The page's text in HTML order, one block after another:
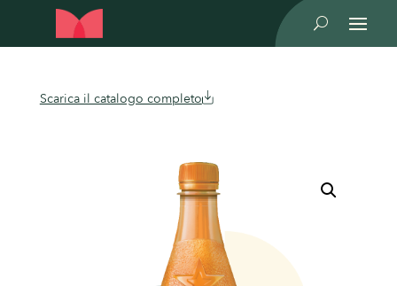
U
Scarica il catalogo completo